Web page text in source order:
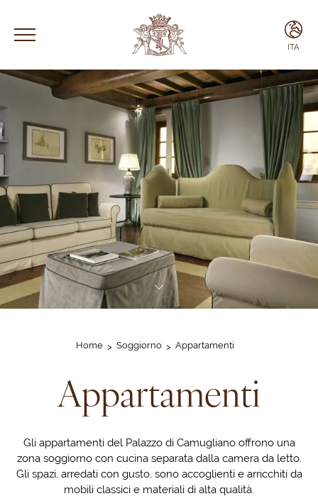
ITA
ENG
ITA
Home Soggiorno Appartamenti
Appartamenti
Gli appartamenti del Palazzo di Camugliano offrono una
zona soggiorno con cucina separata dalla camera da letto.
Gli spazi, arredati con gusto, sono accoglienti e arricchiti da
mobili classici e materiali di alta qualità.